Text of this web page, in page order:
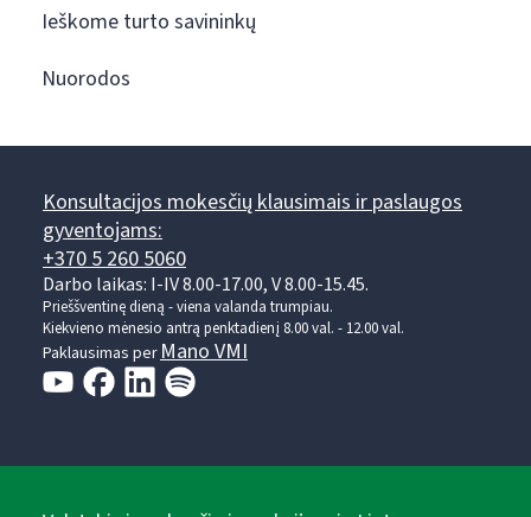
Ieškome turto savininkų
Nuorodos
Konsultacijos mokesčių klausimais ir paslaugos
gyventojams:
+370 5 260 5060
Darbo laikas: I-IV 8.00-17.00, V 8.00-15.45.
Prieššventinę dieną - viena valanda trumpiau.
Kiekvieno mėnesio antrą penktadienį 8.00 val. - 12.00 val.
Paklausimas perMano VMI